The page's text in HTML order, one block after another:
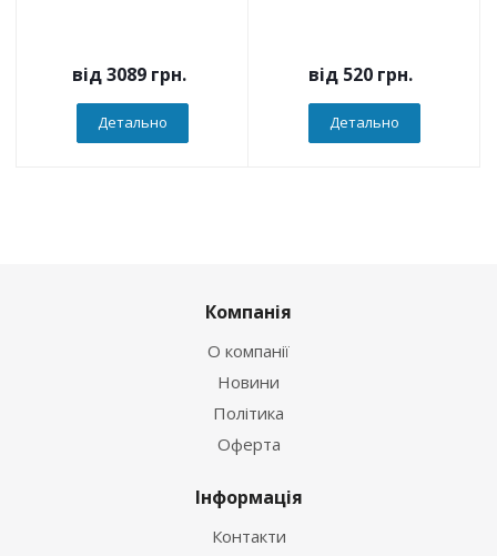
від3089 грн.
Детально
від 520 грн.
Детально
Компанія
О компанії
Новини
Політика
Оферта
Інформація
Контакти